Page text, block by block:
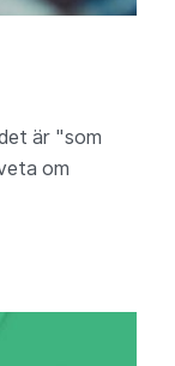
är "som
om